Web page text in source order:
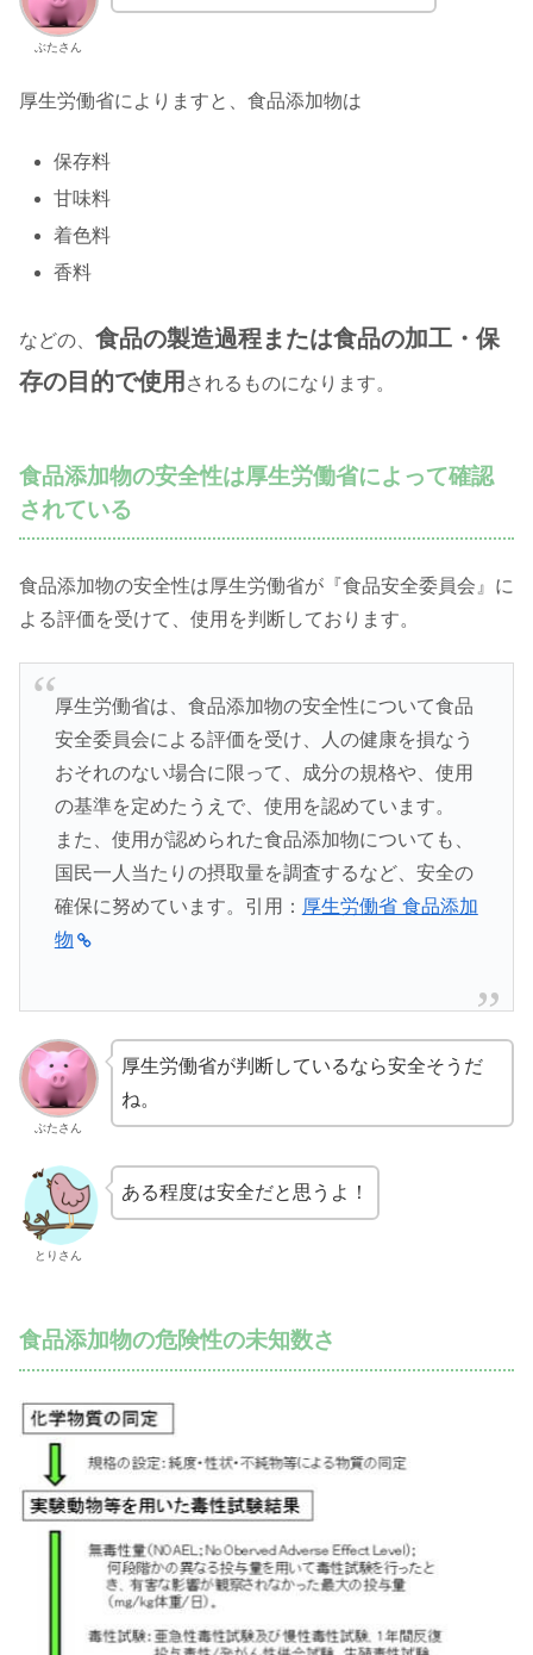
ぶたさん
厚生労働省によりますと、食品添加物は
保存料
甘味料
着色料
香料
などの、 食品の製造過程または食品の加工・保
存の目的で使用 されるものになります。
食品添加物の安全性は厚生労働省によって確認
されている
食品添加物の安全性は厚生労働省が『食品安全委員会』に
よる評価を受けて、使用を判断しております。
厚生労働省は、食品添加物の安全性について食品
安全委員会による評価を受け、人の健康を損なう
おそれのない場合に限って、成分の規格や、使用
の基準を定めたうえで、使用を認めています。
また、使用が認められた食品添加物についても、
国民一人当たりの摂取量を調査するなど、安全の
確保に努めています。引用： 厚生労働省 食品添加
物
ぶたさん
厚生労働省が判断しているなら安全そうだ
ね。
とりさん
ある程度は安全だと思うよ！
食品添加物の危険性の未知数さ